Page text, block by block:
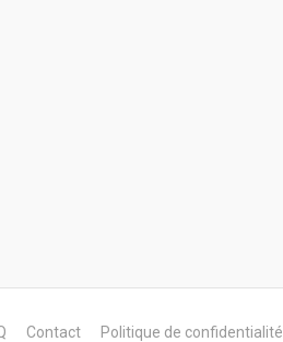
Contact Politique de confidentialité